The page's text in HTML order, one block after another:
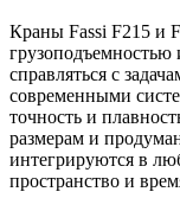
Краны Fassi F215 и
грузоподъемностью
справляться с
современными
точность и
размерам и
интегрируются в
пространство и